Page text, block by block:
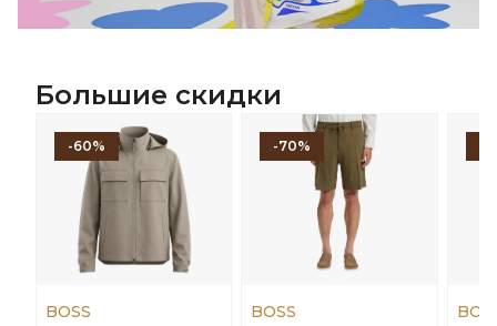
Большие скидки
-60%
BOSS
-70%
BOSS